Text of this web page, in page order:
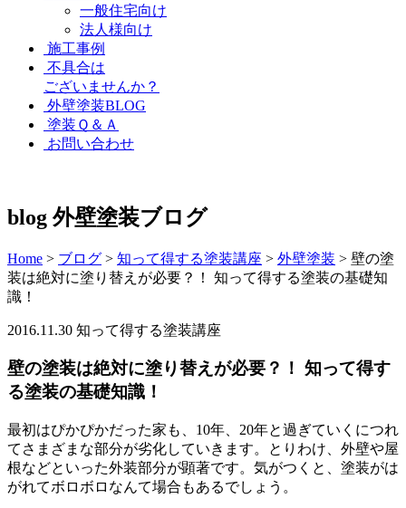
一般住宅向け
法人様向け
施工事例
不具合は
ございませんか？
外壁塗装BLOG
塗装Ｑ＆Ａ
お問い合わせ
blog 外壁塗装ブログ
Home > ブログ > 知って得する塗装講座 > 外壁塗装 > 壁の塗
装は絶対に塗り替えが必要？！ 知って得する塗装の基礎知
識！
2016.11.30 知って得する塗装講座
壁の塗装は絶対に塗り替えが必要？！ 知って得す
る塗装の基礎知識！
最初はぴかぴかだった家も、10年、20年と過ぎていくにつれ
てさまざまな部分が劣化していきます。とりわけ、外壁や屋
根などといった外装部分が顕著です。気がつくと、塗装がは
がれてボロボロなんて場合もあるでしょう。